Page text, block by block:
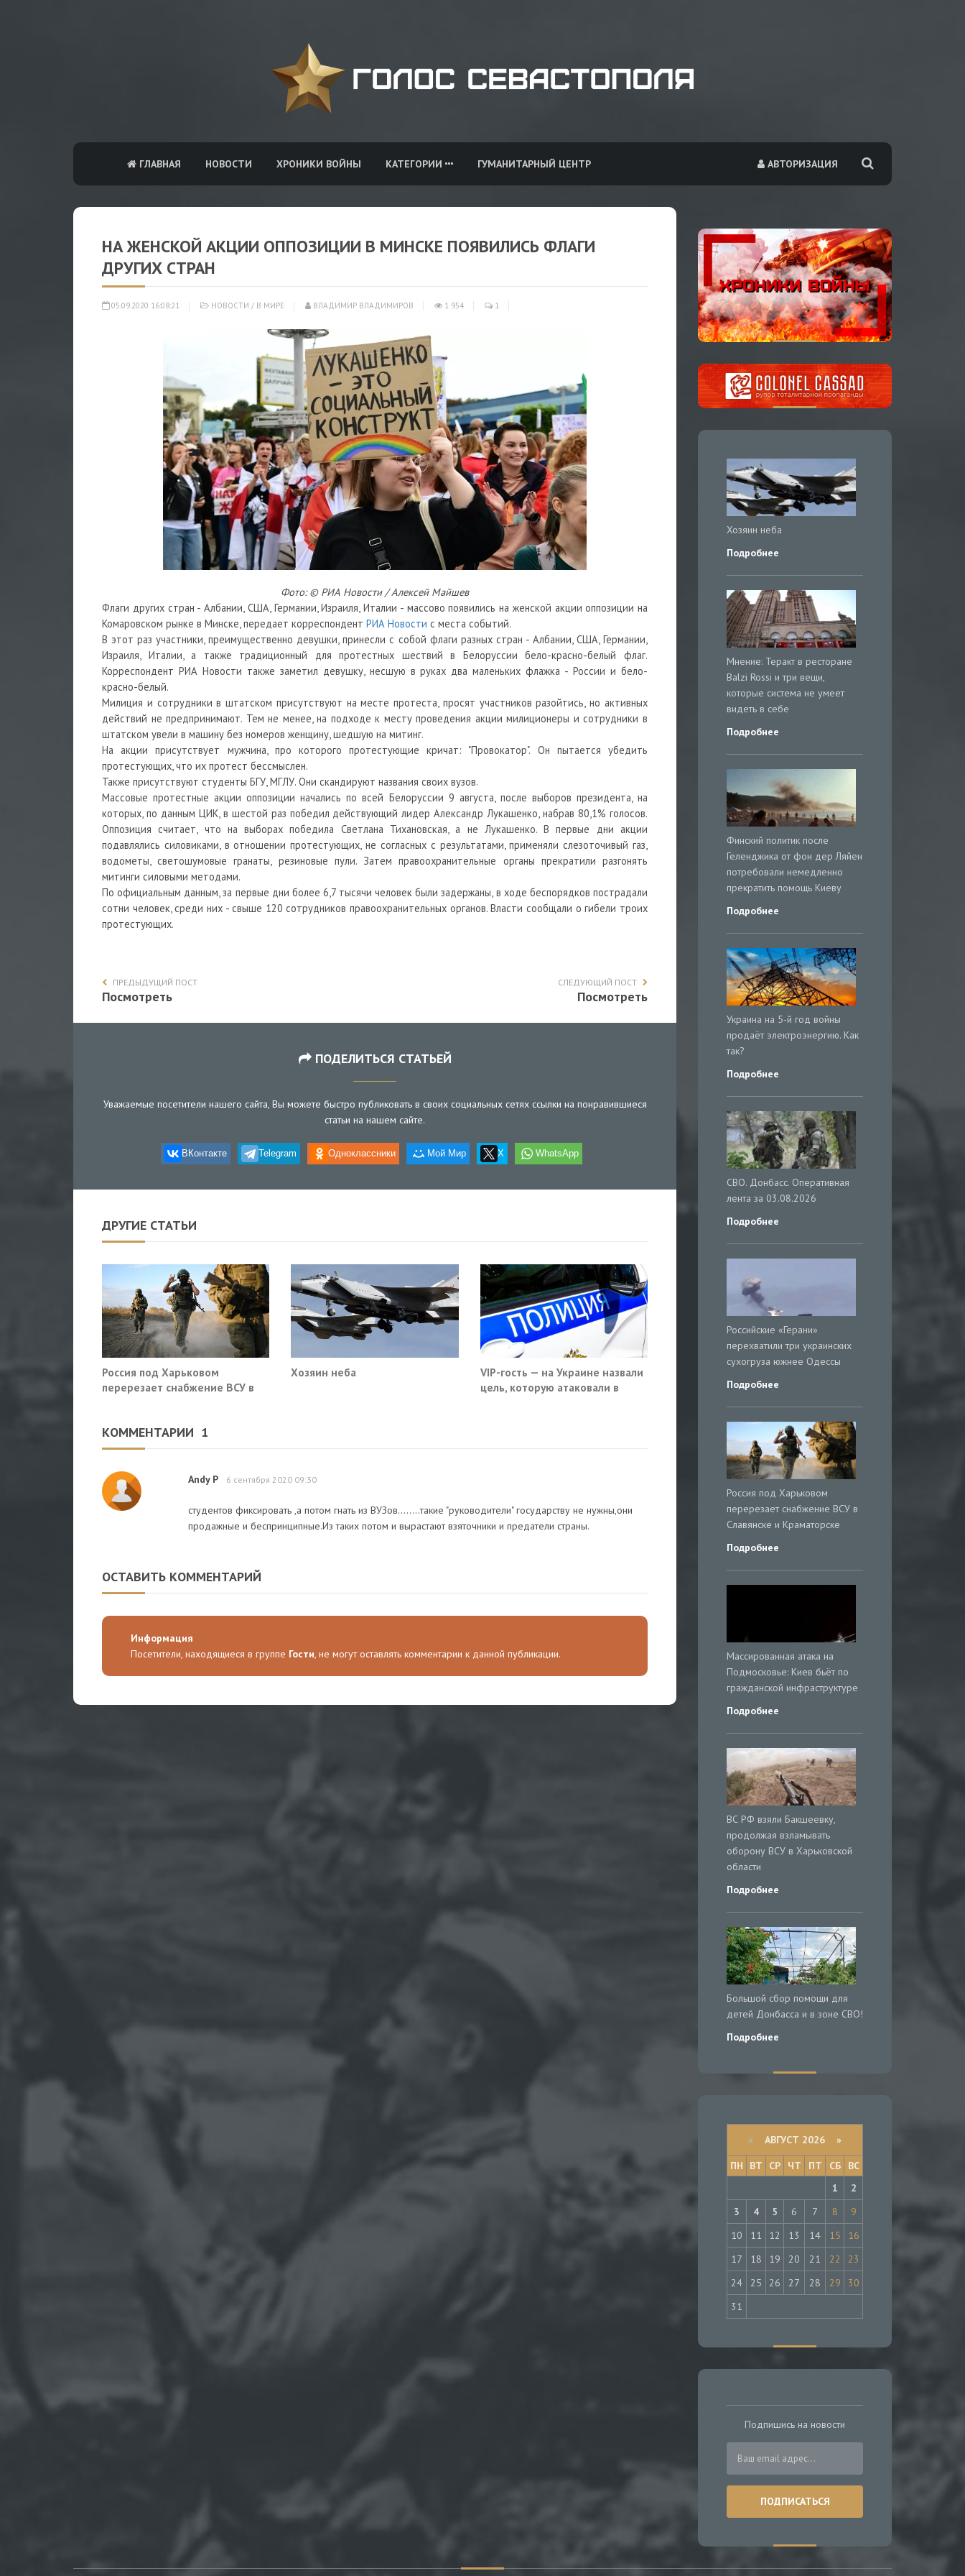
АВТОРИЗАЦИЯ
ГЛАВНАЯ НОВОСТИ ХРОНИКИ ВОЙНЫ КАТЕГОРИИ ГУМАНИТАРНЫЙ ЦЕНТР
НА ЖЕНСКОЙ АКЦИИ ОППОЗИЦИИ В МИНСКЕ ПОЯВИЛИСЬ ФЛАГИ
ДРУГИХ СТРАН
05.09.2020 16:08:21 НОВОСТИ / В МИРЕ ВЛАДИМИР ВЛАДИМИРОВ 1 954 1
Фото: © РИА Новости / Алексей Майшев
Флаги других стран - Албании, США, Германии, Израиля, Италии - массово появились на женской акции оппозиции на
Комаровском рынке в Минске, передает корреспондент РИА Новости с места событий.
В этот раз участники, преимущественно девушки, принесли с собой флаги разных стран - Албании, США, Германии,
Израиля, Италии, а также традиционный для протестных шествий в Белоруссии бело-красно-белый флаг.
Корреспондент РИА Новости также заметил девушку, несшую в руках два маленьких флажка - России и бело-
красно-белый.
Милиция и сотрудники в штатском присутствуют на месте протеста, просят участников разойтись, но активных
действий не предпринимают. Тем не менее, на подходе к месту проведения акции милиционеры и сотрудники в
штатском увели в машину без номеров женщину, шедшую на митинг.
На акции присутствует мужчина, про которого протестующие кричат: "Провокатор". Он пытается убедить
протестующих, что их протест бессмыслен.
Также присутствуют студенты БГУ, МГЛУ. Они скандируют названия своих вузов.
Массовые протестные акции оппозиции начались по всей Белоруссии 9 августа, после выборов президента, на
которых, по данным ЦИК, в шестой раз победил действующий лидер Александр Лукашенко, набрав 80,1% голосов.
Оппозиция считает, что на выборах победила Светлана Тихановская, а не Лукашенко. В первые дни акции
подавлялись силовиками, в отношении протестующих, не согласных с результатами, применяли слезоточивый газ,
водометы, светошумовые гранаты, резиновые пули. Затем правоохранительные органы прекратили разгонять
митинги силовыми методами.
По официальным данным, за первые дни более 6,7 тысячи человек были задержаны, в ходе беспорядков пострадали
сотни человек, среди них - свыше 120 сотрудников правоохранительных органов. Власти сообщали о гибели троих
протестующих.
ПРЕДЫДУЩИЙ ПОСТ
Посмотреть
СЛЕДУЮЩИЙ ПОСТ
Посмотреть
ПОДЕЛИТЬСЯ СТАТЬЕЙ
Уважаемые посетители нашего сайта, Вы можете быстро публиковать в своих социальных сетях ссылки на понравившиеся
статьи на нашем сайте.
ВКонтакте Telegram Одноклассники Мой Мир X WhatsApp
ДРУГИЕ СТАТЬИ
Россия под Харьковом
перерезает снабжение ВСУ в
Хозяин неба
VIP-гость — на Украине назвали
цель, которую атаковали в
КОММЕНТАРИИ 1
Andy P 6 сентября 2020 09:30
студентов фиксировать ,а потом гнать из ВУЗов........такие "руководители" государству не нужны,они
продажные и беспринципные.Из таких потом и вырастают взяточники и предатели страны.
ОСТАВИТЬ КОММЕНТАРИЙ
Информация
Посетители, находящиеся в группе Гости, не могут оставлять комментарии к данной публикации.
Хозяин неба
Подробнее
Мнение: Теракт в ресторане
Balzi Rossi и три вещи,
которые система не умеет
видеть в себе
Подробнее
Финский политик после
Геленджика от фон дер Ляйен
потребовали немедленно
прекратить помощь Киеву
Подробнее
Украина на 5-й год войны
продаёт электроэнергию. Как
так?
Подробнее
СВО. Донбасс. Оперативная
лента за 03.08.2026
Подробнее
Российские «Герани»
перехватили три украинских
сухогруза южнее Одессы
Подробнее
Россия под Харьковом
перерезает снабжение ВСУ в
Славянске и Краматорске
Подробнее
Массированная атака на
Подмосковье: Киев бьёт по
гражданской инфраструктуре
Подробнее
ВС РФ взяли Бакшеевку,
продолжая взламывать
оборону ВСУ в Харьковской
области
Подробнее
Большой сбор помощи для
детей Донбасса и в зоне СВО!
Подробнее
« АВГУСТ 2026 »
ПН
ВТ СР ЧТ ПТ СБ
ВС
1
2
3
4 5 6 7 8
9
10
11 12 13 14 15
16
17
18 19 20 21 22
23
24
25 26 27 28 29
30
31
Подпишись на новости